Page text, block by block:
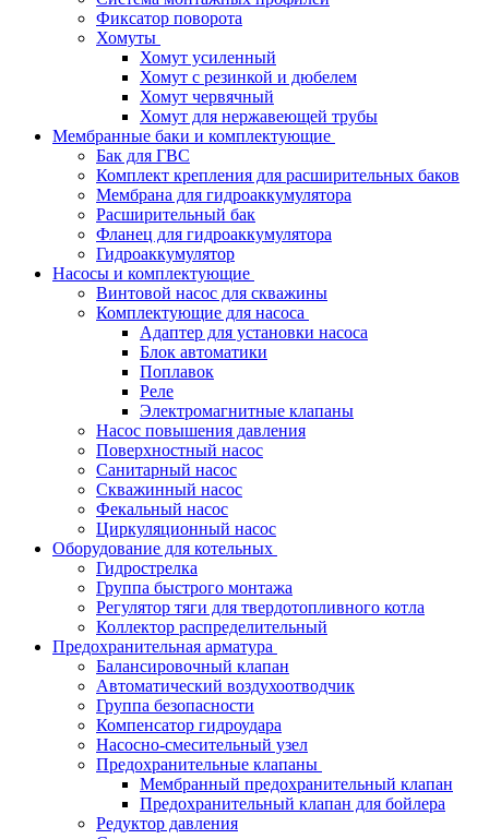
Фиксатор поворота
Хомуты
Хомут усиленный
Хомут с резинкой и дюбелем
Хомут червячный
Хомут для нержавеющей трубы
Мембранные баки и комплектующие
Бак для ГВС
Комплект крепления для расширительных баков
Мембрана для гидроаккумулятора
Расширительный бак
Фланец для гидроаккумулятора
Гидроаккумулятор
Насосы и комплектующие
Винтовой насос для скважины
Комплектующие для насоса
Адаптер для установки насоса
Блок автоматики
Поплавок
Реле
Электромагнитные клапаны
Насос повышения давления
Поверхностный насос
Санитарный насос
Скважинный насос
Фекальный насос
Циркуляционный насос
Оборудование для котельных
Гидрострелка
Группа быстрого монтажа
Регулятор тяги для твердотопливного котла
Коллектор распределительный
Предохранительная арматура
Балансировочный клапан
Автоматический воздухоотводчик
Группа безопасности
Компенсатор гидроудара
Насосно-смесительный узел
Предохранительные клапаны
Мембранный предохранительный клапан
Предохранительный клапан для бойлера
Редуктор давления